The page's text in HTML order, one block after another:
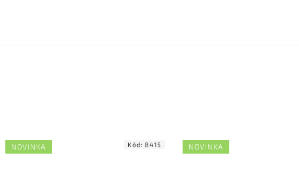
NOVINKA Kód: 8415 NOVINKA